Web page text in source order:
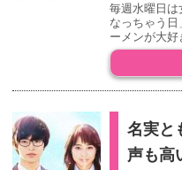
毎週水曜日は
なっちゃう
ーメンが大好
名実と
声も高